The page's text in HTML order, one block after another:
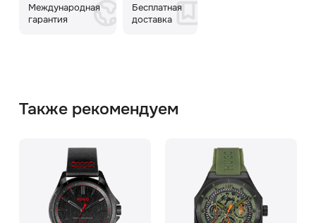
Международная
гарантия
Бесплатная
доставка
Также рекомендуем